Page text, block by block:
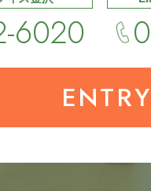
6020
ENTRY